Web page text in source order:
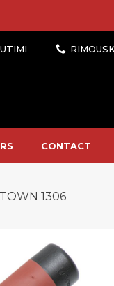
CONTACT
1306